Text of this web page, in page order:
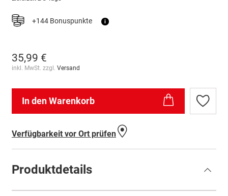
+144 Bonuspunkte i
35,99 €
inkl. MwSt. zzgl. Versand
In den Warenkorb
Zur
Verfügbarkeit vor Ort prüfen
Produktdetails